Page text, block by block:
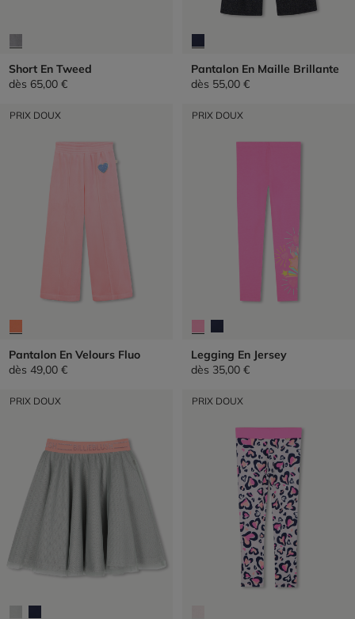
Short En Tweed
dès 65,00 €
Pantalon En Maille Brillante
dès 55,00 €
PRIX DOUX
Pantalon En Velours Fluo
dès 49,00 €
PRIX DOUX
Legging En Jersey
dès 35,00 €
PRIX DOUX PRIX DOUX